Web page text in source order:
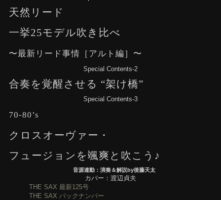
天然リード
一挙25モデル吹き比べ
〜最新リード事情［アルト編］〜
Special Contents-2
合奏を覚醒させる “架け橋”
Special Contents-3
70-80’s
クロスオーヴァー・
フュージョンを颯爽と吹こう♪
音源連動：演奏＆解説by後藤天太
カバー：渡辺貞夫
THE SAX 最新125号
THE SAX バックナンバー